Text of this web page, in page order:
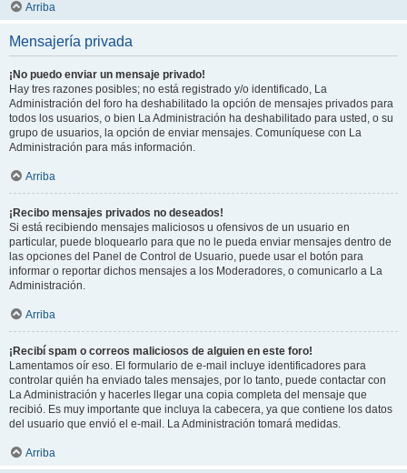
Arriba
Mensajería privada
¡No puedo enviar un mensaje privado!
Hay tres razones posibles; no está registrado y/o identificado, La
Administración del foro ha deshabilitado la opción de mensajes privados para
todos los usuarios, o bien La Administración ha deshabilitado para usted, o su
grupo de usuarios, la opción de enviar mensajes. Comuníquese con La
Administración para más información.
Arriba
¡Recibo mensajes privados no deseados!
Si está recibiendo mensajes maliciosos u ofensivos de un usuario en
particular, puede bloquearlo para que no le pueda enviar mensajes dentro de
las opciones del Panel de Control de Usuario, puede usar el botón para
informar o reportar dichos mensajes a los Moderadores, o comunicarlo a La
Administración.
Arriba
¡Recibí spam o correos maliciosos de alguien en este foro!
Lamentamos oír eso. El formulario de e-mail incluye identificadores para
controlar quién ha enviado tales mensajes, por lo tanto, puede contactar con
La Administración y hacerles llegar una copia completa del mensaje que
recibió. Es muy importante que incluya la cabecera, ya que contiene los datos
del usuario que envió el e-mail. La Administración tomará medidas.
Arriba